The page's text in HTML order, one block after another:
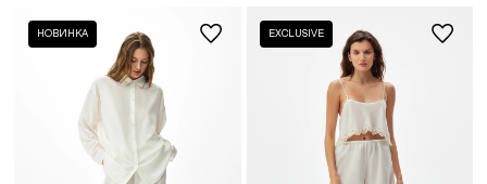
НОВИНКА EXCLUSIVE